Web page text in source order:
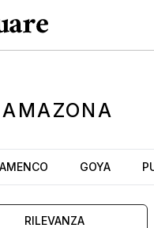
GOYA
RILEVANZA